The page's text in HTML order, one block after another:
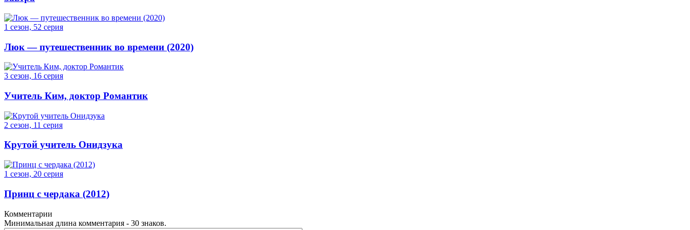
1 сезон, 52 серия
Люк — путешественник во времени (2020)
3 сезон, 16 серия
Учитель Ким, доктор Романтик
2 сезон, 11 серия
Крутой учитель Онидзука
1 сезон, 20 серия
Принц с чердака (2012)
Комментарии
Минимальная длина комментария - 30 знаков.